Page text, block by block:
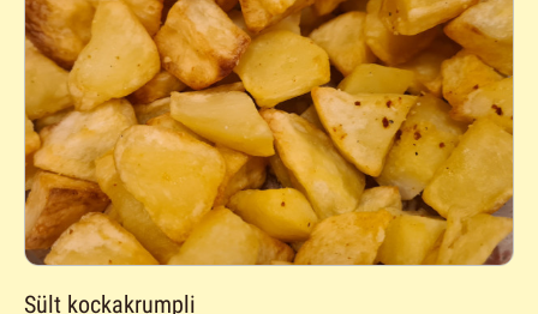
Sült kockakrumpli